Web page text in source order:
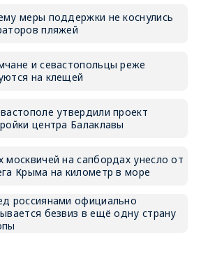
меры поддержки не коснулись
пляжей
и севастопольцы реже
на клещей
утвердили проект
центра Балаклавы
москвичей на сапбордах унесло от
Крыма на километр в море
россиянами официально
безвиз в ещё одну страну